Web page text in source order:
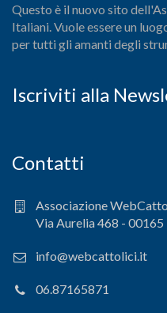
Questo è il nuovo sito
Italiani. Vuole essere un
per tutti gli amanti degli
Iscriviti alla
Contatti
Associazione
Via Aurelia 468 - 00165
info@webcattolici.it
06.87165871